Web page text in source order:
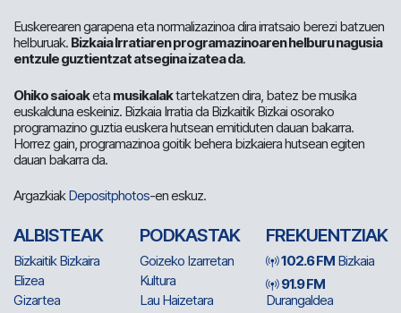
Euskerearen garapena eta normalizazinoa dira irratsaio berezi batzuen
helburuak. Bizkaia Irratiaren programazinoaren helburu nagusia
entzule guztientzat atsegina izatea da.
Ohiko saioaketa musikalaktartekatzen dira, batez be musika
euskalduna eskeiniz. Bizkaia Irratia da Bizkaitik Bizkai osorako
programazino guztia euskera hutsean emitiduten dauan bakarra.
Horrez gain, programazinoa goitik behera bizkaiera hutsean egiten
dauan bakarra da.
ArgazkiakDepositphotos-en eskuz.
ALBISTEAK
Bizkaitik Bizkaira
Elizea
Gizartea
PODKASTAK
Goizeko Izarretan
Kultura
Lau Haizetara
FREKUENTZIAK
102.6 FM Bizkaia
91.9 FM
Durangaldea